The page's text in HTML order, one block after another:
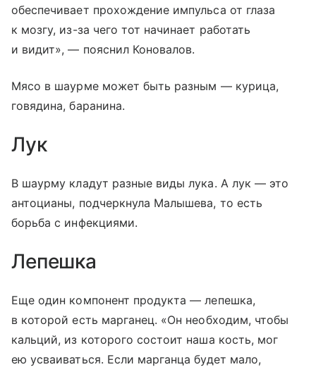
обеспечивает прохождение импульса от глаза
к мозгу, из-за чего тот начинает работать
и видит», — пояснил Коновалов.
Мясо в шаурме может быть разным — курица,
говядина, баранина.
Лук
В шаурму кладут разные виды лука. А лук — это
антоцианы, подчеркнула Малышева, то есть
борьба с инфекциями.
Лепешка
Еще один компонент продукта — лепешка,
в которой есть марганец. «Он необходим, чтобы
кальций, из которого состоит наша кость, мог
ею усваиваться. Если марганца будет мало,